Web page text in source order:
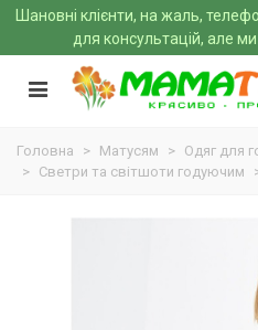
Шановні клієнти, на жаль,
для консультацій, але
Головна > Матусям > Одяг для
> Светри та світшоти годуючим